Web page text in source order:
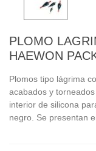
PLOMO
HAEWON
Plomos tipo lágrima
acabados y
interior de silicona
negro. Se presentan